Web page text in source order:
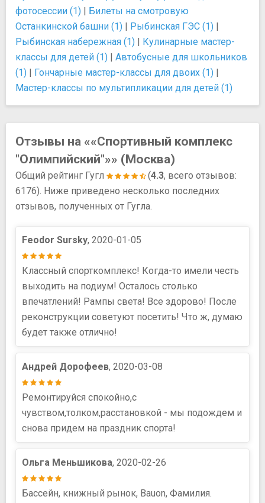
фотосессии (1) | Билеты на смотровую
Останкинской башни (1) | Рыбинская ГЭС (1) |
Рыбинская набережная (1) | Кулинарные мастер-
классы для детей (1) | Автобусные для школьников
(1) | Гончарные мастер-классы для двоих (1) |
Мастер-классы по мультипликации для детей (1)
Отзывы на ««Спортивный комплекс
"Олимпийский"»» (Москва)
Общий рейтинг Гугл (4.3, всего отзывов:
6176). Ниже приведено несколько последних
отзывов, полученных от Гугла.
Feodor Sursky, 2020-01-05
Классный спорткомплекс! Когда-то имели честь
выходить на подиум! Осталось столько
впечатлений! Рампы света! Все здорово! После
реконструкции советуют посетить! Что ж, думаю
будет также отлично!
Андрей Дорофеев, 2020-03-08
Ремонтируйся спокойно,с
чувством,толком,расстановкой - мы подождем и
снова придем на праздник спорта!
Ольга Меньшикова, 2020-02-26
Бассейн, книжный рынок, Bauon, Фамилия.